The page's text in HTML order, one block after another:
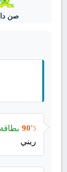
صن
90'5
ريني